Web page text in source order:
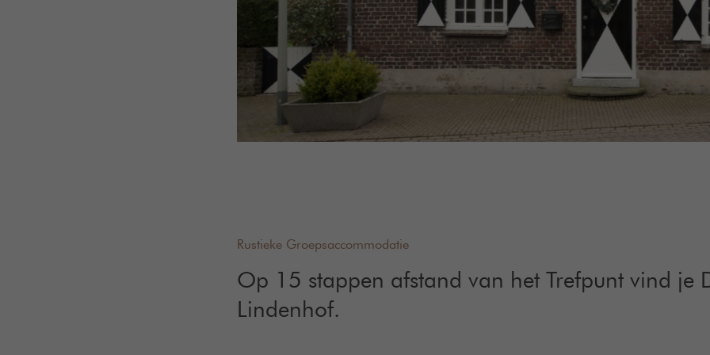
Rustieke Groepsaccommodatie
Op 15 stappen afstand van het Trefpunt vind je
Lindenhof.